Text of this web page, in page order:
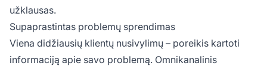
užklausas.
Supaprastintas problemų sprendimas
Viena didžiausių klientų nusivylimų – poreikis kartoti
informaciją apie savo problemą. Omnikanalinis